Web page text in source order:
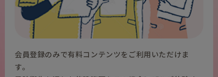
会員登録のみで有料コンテンツをご利用いただけま
す。